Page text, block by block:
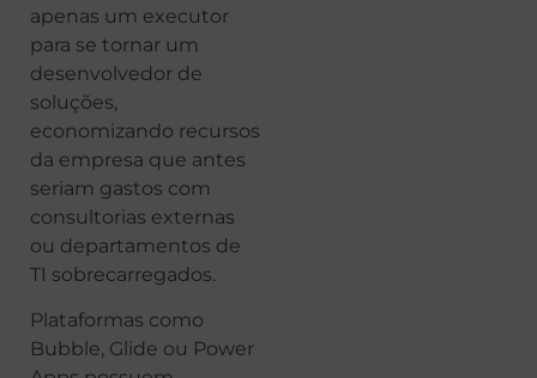
apenas um executor
para se tornar um
desenvolvedor de
soluções,
economizando recursos
da empresa que antes
seriam gastos com
consultorias externas
ou departamentos de
TI sobrecarregados.
Plataformas como
Bubble, Glide ou Power